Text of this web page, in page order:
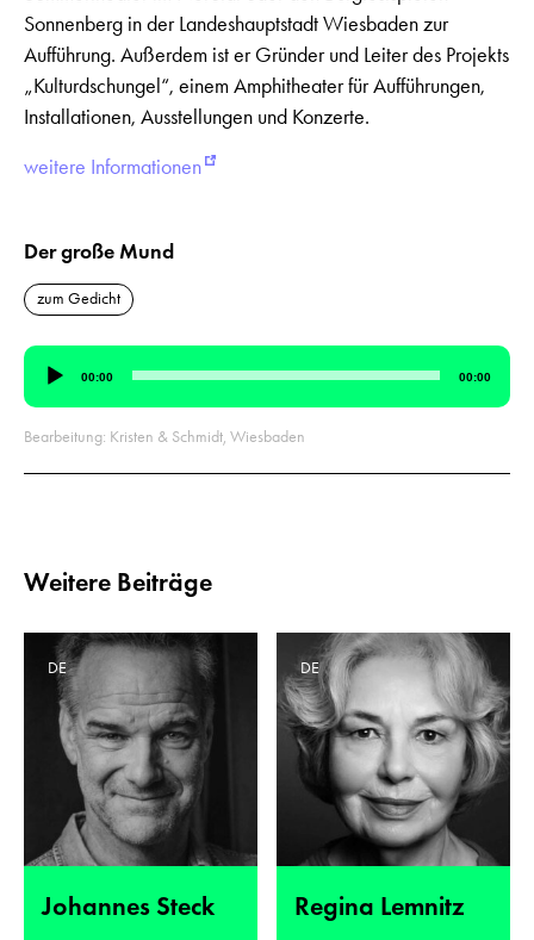
Sonnenberg in der Landeshauptstadt Wiesbaden zur
Aufführung. Außerdem ist er Gründer und Leiter des Projekts
„Kulturdschungel“, einem Amphitheater für Aufführungen,
Installationen, Ausstellungen und Konzerte.
weitere Informationen
Der große Mund
zum Gedicht
Audio-
Player
00:00 00:00
Bearbeitung: Kristen & Schmidt, Wiesbaden
Weitere Beiträge
Johannes Steck
DE
Regina Lemnitz
DE